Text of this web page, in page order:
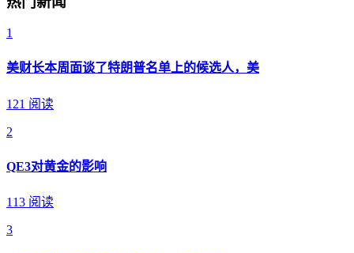
1
美财长本周面谈了特朗普名单上的候选人，美
121 阅读
2
QE3对黄金的影响
113 阅读
3